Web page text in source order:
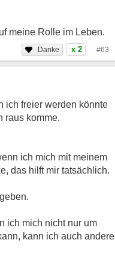
meine Rolle im Leben.
x 2 #63
ich freier werden könnte
raus komme.
ich mich mit meinem
das hilft mir tatsächlich.
ich mich nicht nur um
kann ich auch andere